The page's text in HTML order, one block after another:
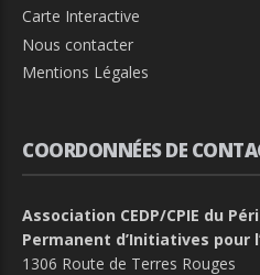
Carte Interactive
Nous contacter
Mentions Légales
COORDONNÉES DE
Association CEDP/CPIE du
Permanent d’Initiatives pour
1306 Route de Terres Rouges